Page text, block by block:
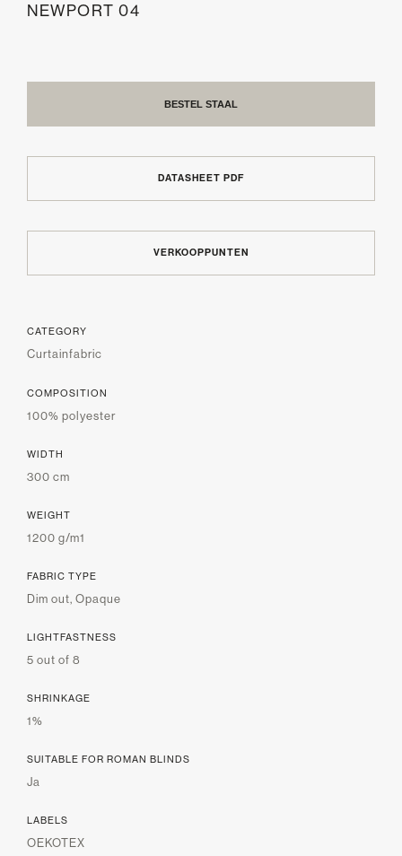
NEWPORT 04
BESTEL STAAL
DATASHEET PDF
VERKOOPPUNTEN
CATEGORY
Curtainfabric
COMPOSITION
100% polyester
WIDTH
300 cm
WEIGHT
1200 g/m1
FABRIC TYPE
Dim out, Opaque
LIGHTFASTNESS
5 out of 8
SHRINKAGE
1%
SUITABLE FOR ROMAN BLINDS
Ja
LABELS
OEKOTEX